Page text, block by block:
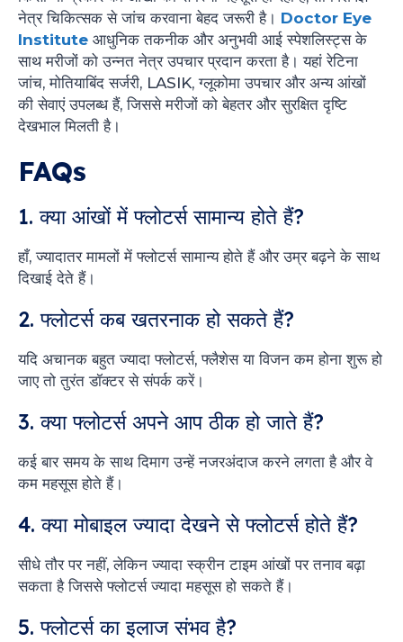
नेत्र चिकित्सक से जांच करवाना बेहद जरूरी है। Doctor Eye
Institute आधुनिक तकनीक और अनुभवी आई स्पेशलिस्ट्स के
साथ मरीजों को उन्नत नेत्र उपचार प्रदान करता है। यहां रेटिना
जांच, मोतियाबिंद सर्जरी, LASIK, ग्लूकोमा उपचार और अन्य आंखों
की सेवाएं उपलब्ध हैं, जिससे मरीजों को बेहतर और सुरक्षित दृष्टि
देखभाल मिलती है।
FAQs
1. क्या आंखों में फ्लोटर्स सामान्य होते हैं?
हाँ, ज्यादातर मामलों में फ्लोटर्स सामान्य होते हैं और उम्र बढ़ने के साथ
दिखाई देते हैं।
2. फ्लोटर्स कब खतरनाक हो सकते हैं?
यदि अचानक बहुत ज्यादा फ्लोटर्स, फ्लैशेस या विजन कम होना शुरू हो
जाए तो तुरंत डॉक्टर से संपर्क करें।
3. क्या फ्लोटर्स अपने आप ठीक हो जाते हैं?
कई बार समय के साथ दिमाग उन्हें नजरअंदाज करने लगता है और वे
कम महसूस होते हैं।
4. क्या मोबाइल ज्यादा देखने से फ्लोटर्स होते हैं?
सीधे तौर पर नहीं, लेकिन ज्यादा स्क्रीन टाइम आंखों पर तनाव बढ़ा
सकता है जिससे फ्लोटर्स ज्यादा महसूस हो सकते हैं।
5. फ्लोटर्स का इलाज संभव है?